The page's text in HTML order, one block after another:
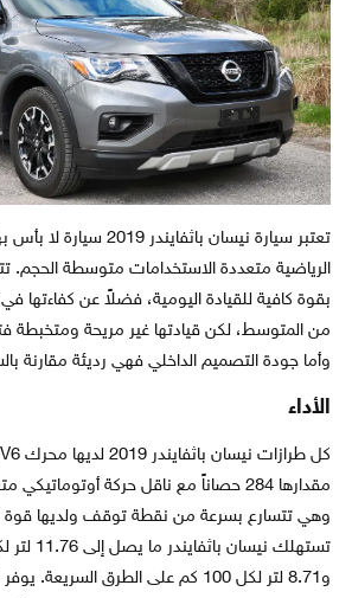
تعتبر سيارة نيسان باثفايندر
بقوة كافية للقيادة اليومية، فضلاً عن كفاءتها
من المتوسط، لكن قيادتها غير مريحة ومتخبطة
وأما جودة التصميم الداخلي فهي رديئة مقارنة
الأداء
وهي تتسارع بسرعة من نقطة توقف ولديها قوة
و8.71 لتر لكل 100 كم على الطرق